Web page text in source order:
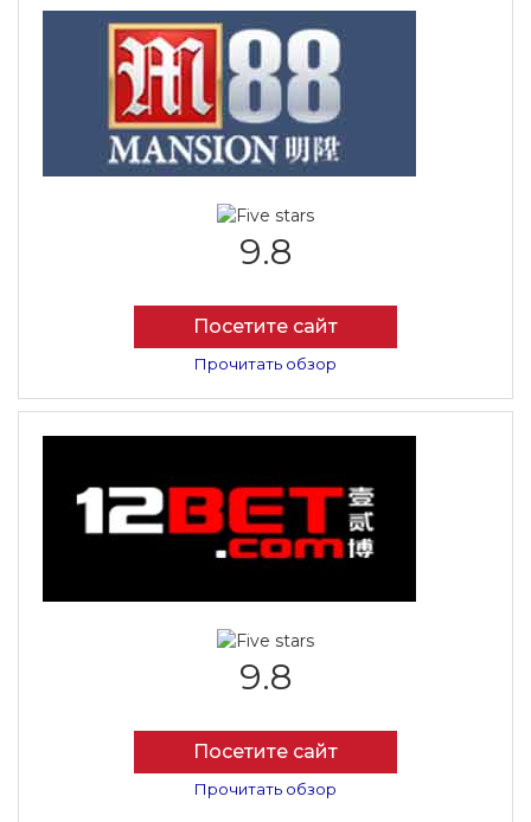
9.8
Посетите сайт
Прочитать обзор
9.8
Посетите сайт
Прочитать обзор